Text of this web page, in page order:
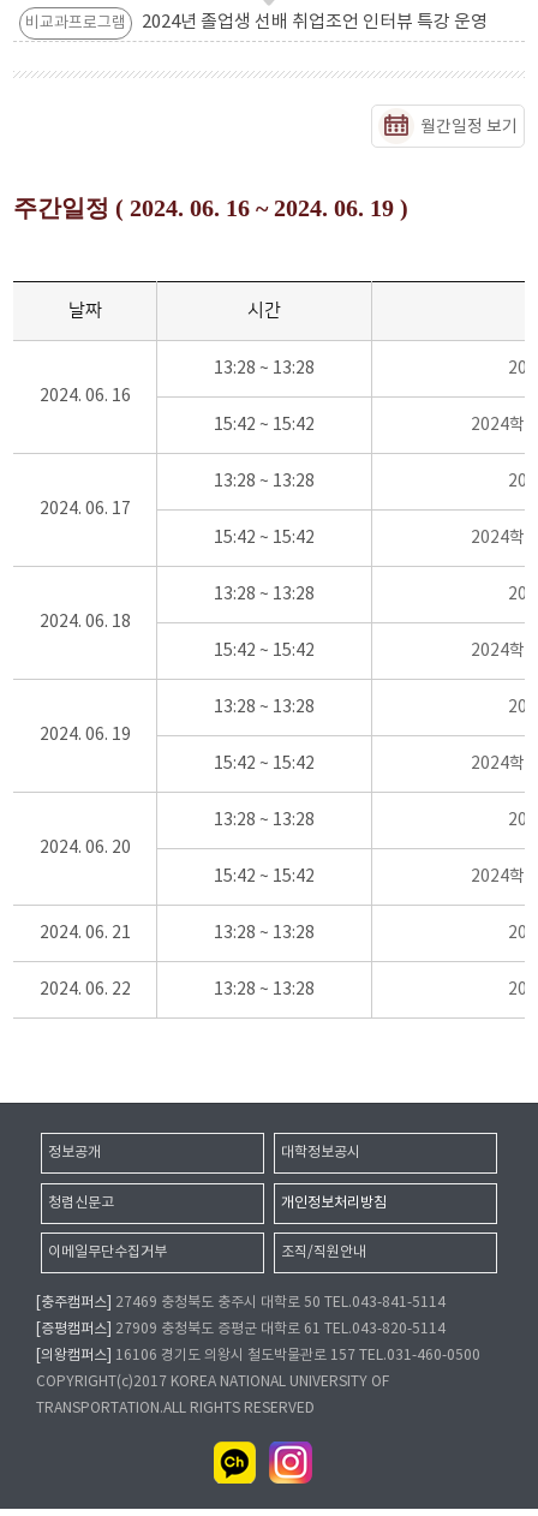
비교과프로그램 2024년 졸업생 선배 취업조언 인터뷰 특강 운영
월간일정 보기
주간일정 ( 2024. 06. 16 ~ 2024. 06. 19 )
날짜 시간
2024. 06. 16
13:28 ~ 13:28
15:42 ~ 15:42 2024학
2024. 06. 17
13:28 ~ 13:28
15:42 ~ 15:42 2024학
2024. 06. 18
13:28 ~ 13:28
15:42 ~ 15:42 2024학
2024. 06. 19
13:28 ~ 13:28
15:42 ~ 15:42 2024학
2024. 06. 20
13:28 ~ 13:28
15:42 ~ 15:42 2024학
2024. 06. 21 13:28 ~ 13:28
2024. 06. 22 13:28 ~ 13:28
정보공개 대학정보공시
청렴신문고 개인정보처리방침
이메일무단수집거부 조직/직원안내
[충주캠퍼스]
27469 충청북도 충주시 대학로 50 TEL.043-841-5114
[증평캠퍼스]
27909 충청북도 증평군 대학로 61 TEL.043-820-5114
[의왕캠퍼스]
16106 경기도 의왕시 철도박물관로 157 TEL.031-460-0500
COPYRIGHT(c)2017 KOREA NATIONAL UNIVERSITY OF
TRANSPORTATION.ALL RIGHTS RESERVED